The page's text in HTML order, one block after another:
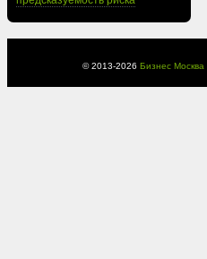
© 2013-2026 Бизнес Москва